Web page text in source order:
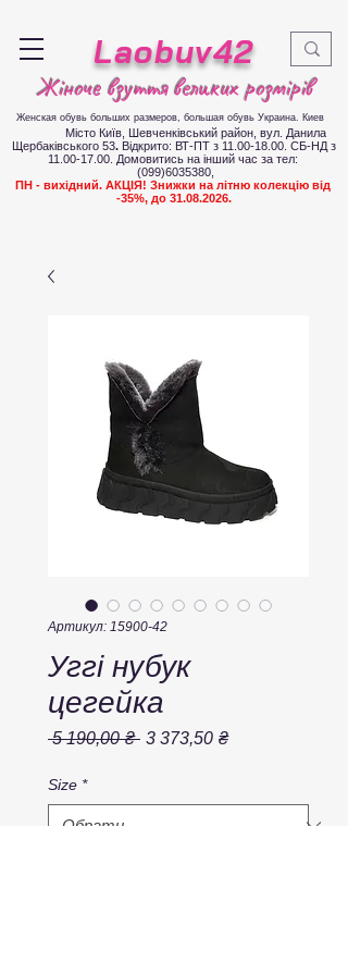
Laobuv42
Жіноче взуття великих розмірів
Женская обувь больших размеров, большая обувь Украина. Киев
Місто Київ, Шевченківський район, вул. Данила
Щербаківського 53. Відкрито: ВТ-ПТ з 11.00-18.00 . СБ-НД з
11.00-17.00. Домовитись на інший час за тел:
(099)6035380
ПН - вихідний. АКЦІЯ! Знижки на літню колекцію від
-35%, до 31.08.2026.
Артикул: 15900-42
Уггі нубук
цегейка
5 190,00 ₴ Звичайна
3 373,50 ₴За
Size *